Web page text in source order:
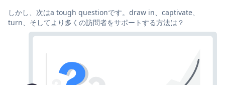
しかし、次はa tough questionです。draw in、captivate、
turn、そしてより多くの訪問者をサポートする方法は？